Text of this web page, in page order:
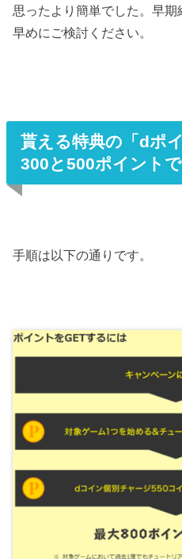
思ったより簡単でした。早
早めにご検討ください。
貰える特典の「dポ
300と500ポイントで
手順は以下の通りです。